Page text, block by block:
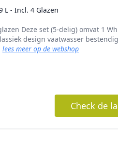
L - Incl. 4 Glazen
Deze set (5-delig) omvat 1
design vaatwasser
lees meer op de webshop
Check de